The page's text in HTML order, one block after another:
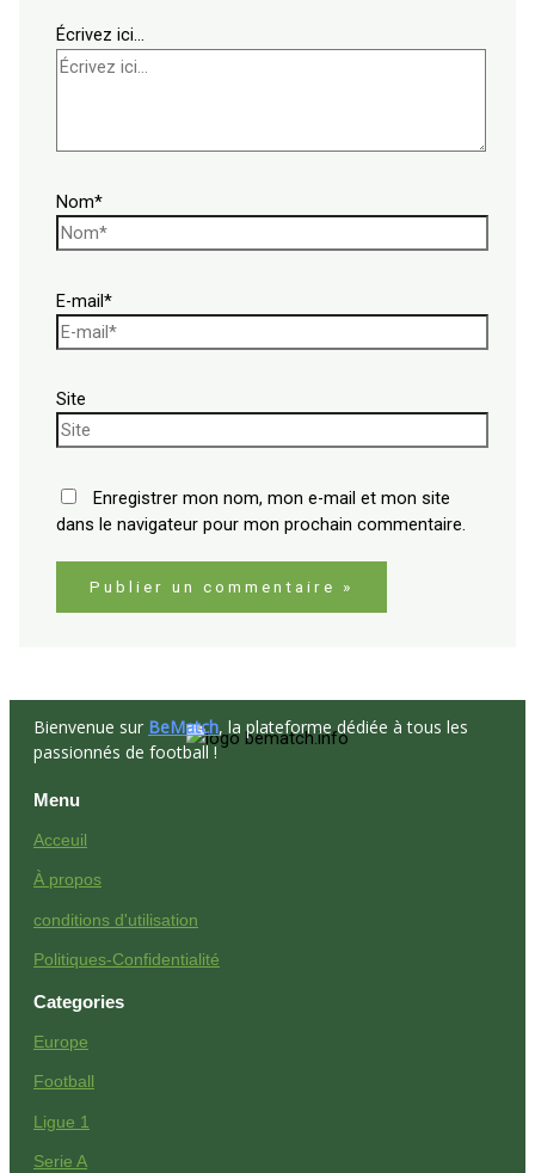
Écrivez ici…
Nom*
E-mail*
Site
Enregistrer mon nom, mon e-mail et mon site
dans le navigateur pour mon prochain commentaire.
Bienvenue sur BeMatch, la plateforme dédiée à tous les
passionnés de football !
Menu
Acceuil
À propos
conditions d'utilisation
Politiques-Confidentialité
Categories
Europe
Football
Ligue 1
Serie A